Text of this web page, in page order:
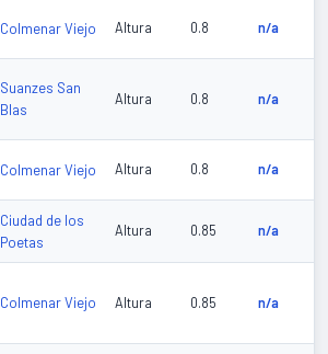
Colmenar Viejo Altura 0.8 n/a
Suanzes San
Blas
Altura 0.8 n/a
Colmenar Viejo Altura 0.8 n/a
Ciudad de los
Poetas
Altura 0.85 n/a
Colmenar Viejo Altura 0.85 n/a